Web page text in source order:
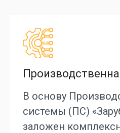
В основу
системы (ПС)
заложен